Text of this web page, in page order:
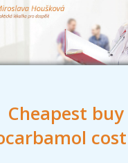
Cheapest buy